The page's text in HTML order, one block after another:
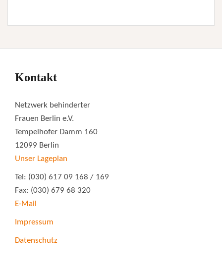
Kontakt
Netzwerk behinderter
Frauen Berlin e.V.
Tempelhofer Damm 160
12099 Berlin
Unser Lageplan
Tel: (030) 617 09 168 / 169
Fax: (030) 679 68 320
E-Mail
Impressum
Datenschutz